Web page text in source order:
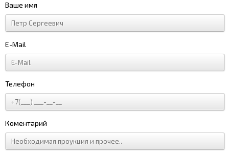
Ваше имя
E-Mail
Телефон
Коментарий